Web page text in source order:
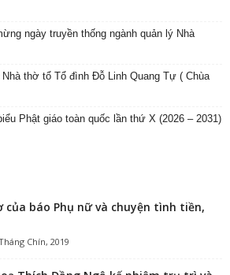
ngày truyền thống ngành quản lý Nhà
thờ tổ Tổ đình Đỗ Linh Quang Tự ( Chùa
Phật giáo toàn quốc lần thứ X (2026 – 2031)
của báo Phụ nữ và chuyện tình tiền,
Chín, 2019